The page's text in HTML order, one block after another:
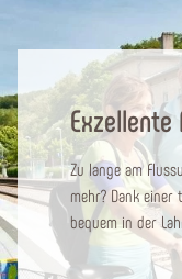
Exzellente
Zu lange am
mehr? Dank
bequem in der